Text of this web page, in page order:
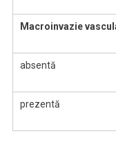
Macroinvazie
absentă
prezentă